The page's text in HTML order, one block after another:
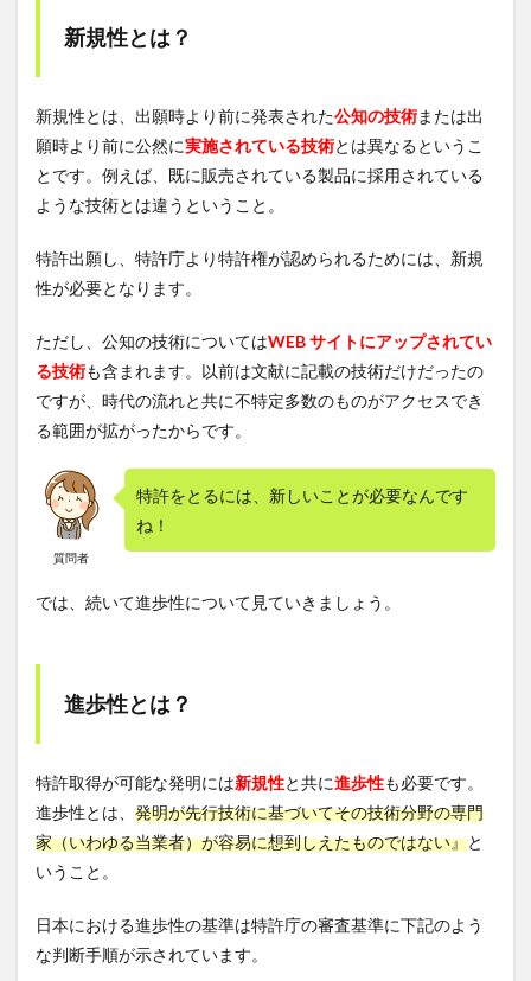
新規性とは？
新規性とは、出願時より前に発表された公知の技術または出
願時より前に公然に実施されている技術とは異なるというこ
とです。例えば、既に販売されている製品に採用されている
ような技術とは違うということ。
特許出願し、特許庁より特許権が認められるためには、新規
性が必要となります。
ただし、公知の技術についてはWEB サイトにアップされてい
る技術も含まれます。以前は文献に記載の技術だけだったの
ですが、時代の流れと共に不特定多数のものがアクセスでき
る範囲が拡がったからです。
質問者
特許をとるには、新しいことが必要なんです
ね！
では、続いて進歩性について見ていきましょう。
進歩性とは？
特許取得が可能な発明には新規性と共に進歩性も必要です。
進歩性とは、 発明が先行技術に基づいてその技術分野の専門
家（いわゆる当業者）が容易に想到しえたものではない』と
いうこと。
日本における進歩性の基準は特許庁の審査基準に下記のよう
な判断手順が示されています。